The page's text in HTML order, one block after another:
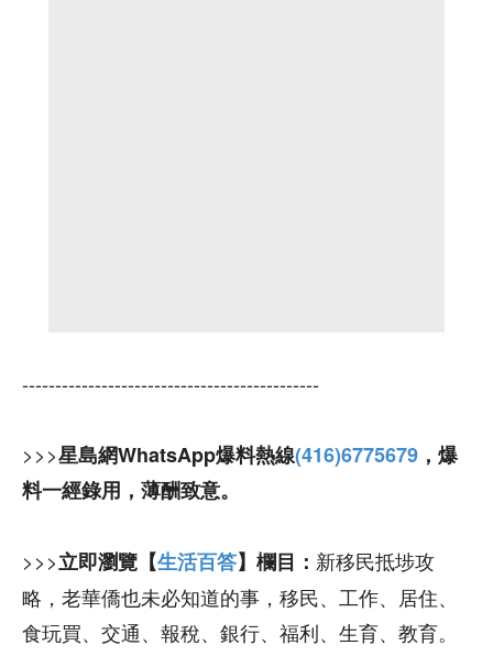
---------------------------------------------
>>>星島網WhatsApp爆料熱線(416)6775679 ，爆
料一經錄用，薄酬致意。
>>>立即瀏覽【生活百答】欄目： 新移民抵埗攻
略，老華僑也未必知道的事，移民、工作、居住、
食玩買、交通、報稅、銀行、福利、生育、教育。